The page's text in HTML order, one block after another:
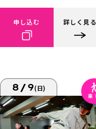
申し込む 詳しく見る
8/9(日)